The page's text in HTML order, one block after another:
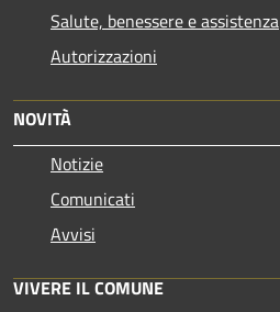
Salute, benessere e assistenza
Autorizzazioni
NOVITÀ
Notizie
Comunicati
Avvisi
VIVERE IL COMUNE